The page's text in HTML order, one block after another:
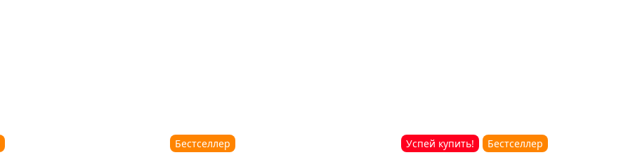
Бестселлер Успей купить! Бестселлер